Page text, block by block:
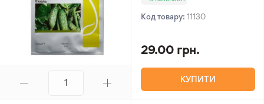
Код товару: 11130
29.00 грн.
КУПИТИ